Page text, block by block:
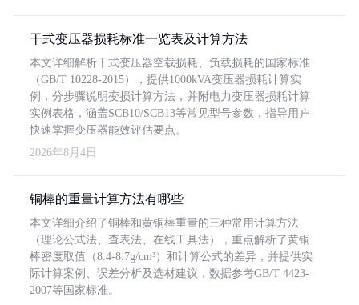
干式变压器损耗标准一览表及计算方法
本文详细解析干式变压器空载损耗、负载损耗的国家标准
（GB/T 10228-2015），提供1000kVA变压器损耗计算实
例，分步骤说明变损计算方法，并附电力变压器损耗计算
实例表格，涵盖SCB10/SCB13等常见型号参数，指导用户
快速掌握变压器能效评估要点。
2026年8月4日
铜棒的重量计算方法有哪些
本文详细介绍了铜棒和黄铜棒重量的三种常用计算方法
（理论公式法、查表法、在线工具法），重点解析了黄铜
棒密度取值（8.4-8.7g/cm³）和计算公式的差异，并提供实
际计算案例、误差分析及选材建议，数据参考GB/T 4423-
2007等国家标准。